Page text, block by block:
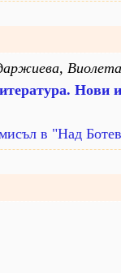
Нови
в "Над